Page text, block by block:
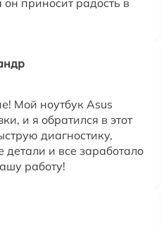
приносит радость в
Мой ноутбук Asus
и я обратился в этот
диагностику,
и все заработало
работу!